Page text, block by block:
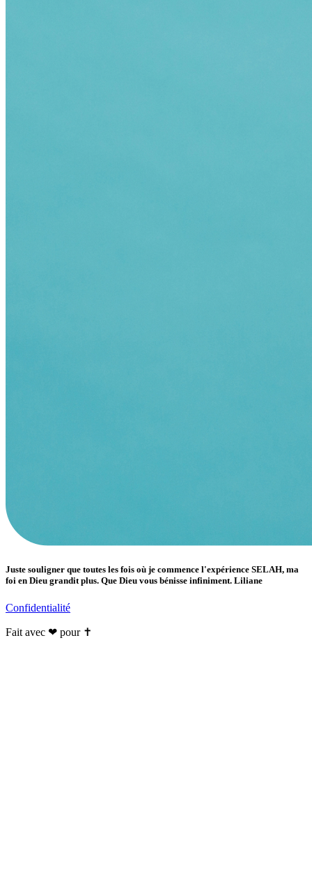
Juste souligner que toutes les fois où je commence l'expérience SELAH, ma
foi en Dieu grandit plus. Que Dieu vous bénisse infiniment. Liliane
Confidentialité
Fait avec ❤ pour ✝️️